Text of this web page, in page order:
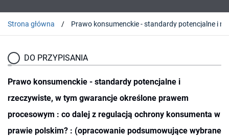
Strona główna
DO PRZYPISANIA
Prawo konsumenckie - standardy potencjalne i
rzeczywiste, w tym gwarancje określone prawem
procesowym : co dalej z regulacją ochrony konsumenta w
prawie polskim? : (opracowanie podsumowujące wybrane